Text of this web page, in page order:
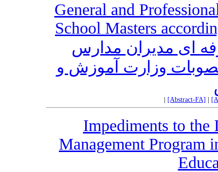
General and
School Masters
ای مدیران مدارس
وزارت آموزش و
[Abstract-FA]
Impediments to
Management Program